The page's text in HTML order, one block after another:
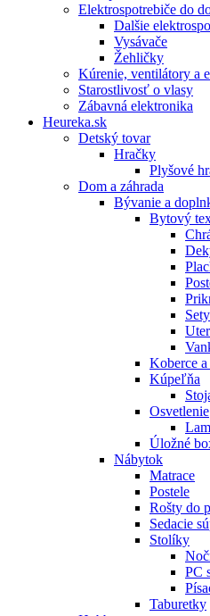
Elektrospotrebiče do
Dalšie
Vysávače
Žehličky
Kúrenie, ventilátory a
Starostlivosť o vlasy
Zábavná elektronika
Heureka.sk
Detský tovar
Hračky
Plyšové
Dom a záhrada
Bývanie a
Bytový
Koberce
Kúpeľňa
Osvetlenie
Úložné
Nábytok
Matrace
Postele
Rošty do
Sedacie
Stolíky
PC
Taburetky